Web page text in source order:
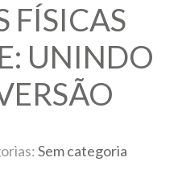
FÍSICAS
UNINDO
Sem categoria